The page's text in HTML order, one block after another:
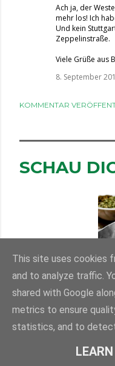
Ach ja, der
mehr los! Ich
Und kein
Zeppelinstraße.
Viele Grüße aus
8. September
KOMMENTAR
SCHAU
This site uses cookies
and to analyze traffic.
shared with Google
metrics to ensure
statistics, and to